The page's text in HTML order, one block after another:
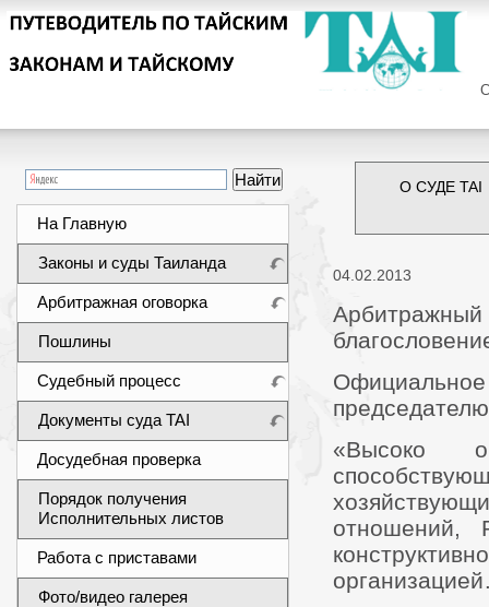
На Главную
Законы и суды Таиланда
Арбитражная оговорка
Пошлины
Судебный процесс
Документы суда TAI
Досудебная проверка
Порядок получения
Исполнительных листов
Работа с приставами
Фото/видео галерея
О СУДЕ TAI
04.02.2013
Официальное
«Высоко
отношений,